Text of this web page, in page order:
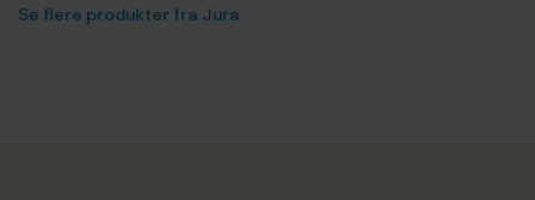
Se flere produkter fra Jura